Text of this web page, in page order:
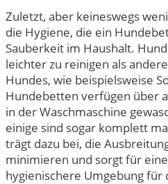
Zuletzt, aber keineswegs
die Hygiene, die ein
Sauberkeit im Haushalt.
leichter zu reinigen als
Hundes, wie beispielsweise
Hundebetten verfügen über
in der Waschmaschine
einige sind sogar komplett
trägt dazu bei, die
minimieren und sorgt für
hygienischere Umgebung für